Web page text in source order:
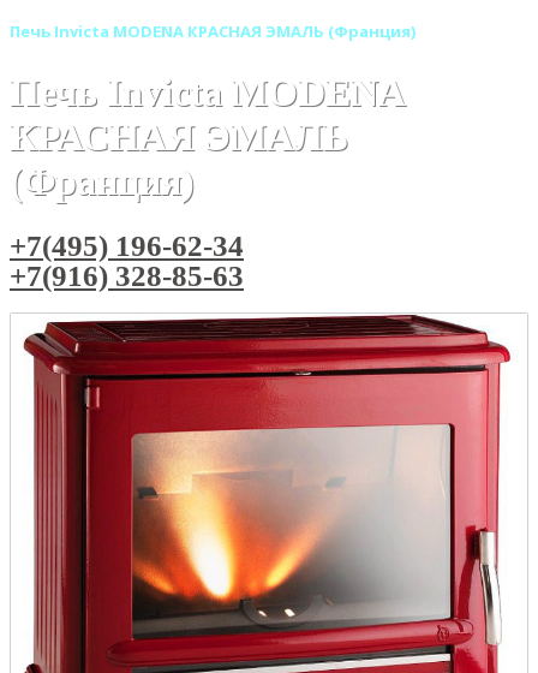
Печь Invicta MODENA КРАСНАЯ ЭМАЛЬ (Франция)
Печь Invicta MODENA
КРАСНАЯ ЭМАЛЬ
(Франция)
+7(495) 196-62-34
+7(916) 328-85-63